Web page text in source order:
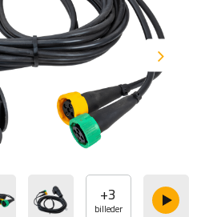
+3
billeder